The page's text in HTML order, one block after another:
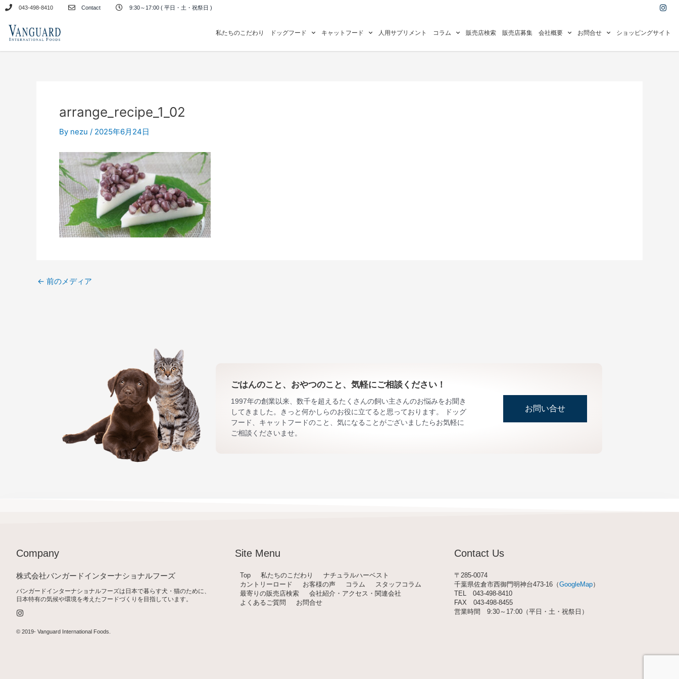
キ
043-498-8410 Contact 9:30～17:00 ( 平日・土・祝祭日 ) I
n
a
r
私たちのこだわり ドッグフード キャットフード 人用サプリメント コラム 販売店検索 販売店募集 会社概要 お問合せ ショッピングサイト
arrange_recipe_1_02
By nezu / 2025年6月24日
← 前のメディア
ごはんのこと、おやつのこと、気軽にご相談ください！
1997年の創業以来、数千を超えるたくさんの飼い主さんのお悩みをお聞き
してきました。きっと何かしらのお役に立てると思っております。 ドッグ
フード、キャットフードのこと、気になることがございましたらお気軽に
ご相談くださいませ。
お問い合せ
Company
株式会社バンガードインターナショナルフーズ
バンガードインターナショナルフーズは日本で暮らす犬・猫のために、
日本特有の気候や環境を考えたフードづくりを目指しています。
n
t
a
© 2019- Vanguard International Foods
Site Menu
Top 私たちのこだわり
ナチュラルハーベスト
カントリーロード
お客様の声 コラム
スタッフコラム
最寄りの販売店検索
会社紹介・アクセス・関連会社
よくあるご質問
お問合せ
Contact Us
〒285-0074
千葉県佐倉市西御門明神台473-16（GoogleMap）
TEL 043-498-8410
FAX 043-498-8455
営業時間 9:30～17:00（平日・土・祝祭日）